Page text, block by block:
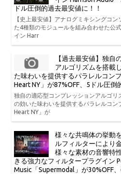
ドル圧倒的過去最安値に！！
【史上最安値】アナログミキシングコ
た4種類のモジュールを組み合わせた公
イン Harr
【過去最安値】独自
アルゴリズムを搭載
た味わいを提供するパラレルコン
Heart NY」が87%OFF、5ドル圧倒
独自の適応型コンプレッションアルゴリ
の効いた味わいを提供するパラレルコン
Heart NY」が
様々な共鳴体の挙動
ルフィルターにより
様々な素材の音響特
きる強力なフィルタープラグイン
Music「Supermodal」が30%OFF